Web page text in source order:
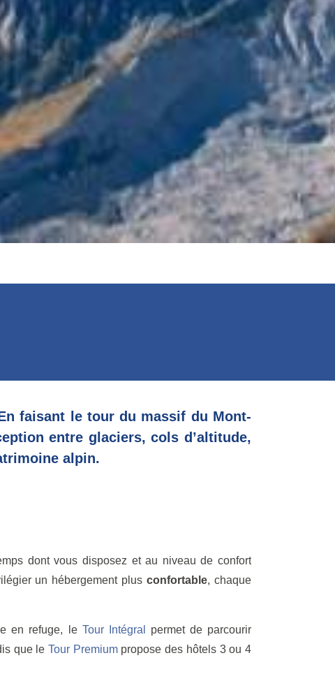
faisant le tour du massif du Mont-
entre glaciers, cols d’altitude,
alpin.
dont vous disposez et au niveau de confort
un hébergement plusconfortable, chaque
en refuge, le Tour Intégral
permet de parcourir
que le Tour Premiumpropose des hôtels 3 ou 4